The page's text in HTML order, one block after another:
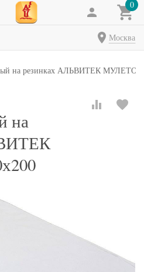
0
Москва
на резинках АЛЬВИТЕК МУЛЕТОН
на